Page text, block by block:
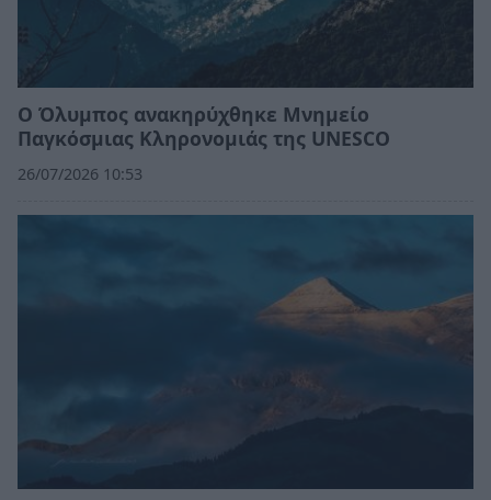
Ο Όλυμπος ανακηρύχθηκε Μνημείο
Παγκόσμιας Κληρονομιάς της UNESCO
26/07/2026 10:53